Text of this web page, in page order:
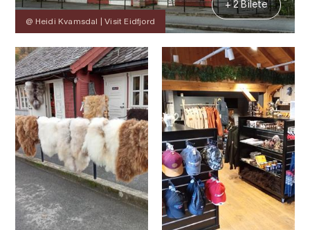
@ Heidi Kvamsdal | Visit Eidfjord
+ 2 Bilete